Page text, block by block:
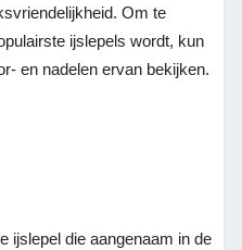
Om te
ijslepels wordt, kun
en nadelen ervan bekijken.
ijslepel die aangenaam in de